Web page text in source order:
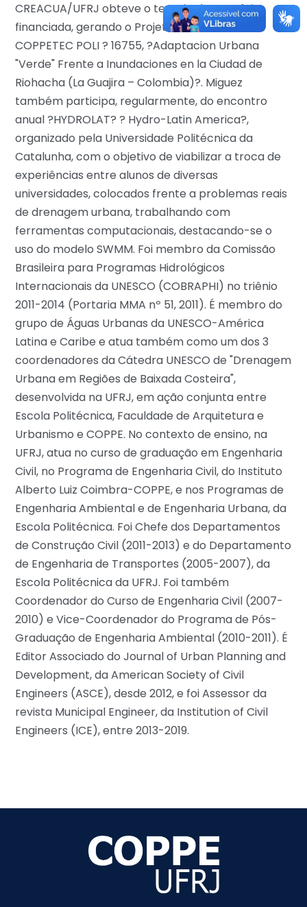
CREACUA/UFRJ obteve o terceiro lugar e foi
financiada, gerando o Projeto internacional
COPPETEC POLI ? 16755, ?Adaptacion Urbana
"Verde" Frente a Inundaciones en la Ciudad de
Riohacha (La Guajira – Colombia)?. Miguez
também participa, regularmente, do encontro
anual ?HYDROLAT? ? Hydro-Latin America?,
organizado pela Universidade Politécnica da
Catalunha, com o objetivo de viabilizar a troca de
experiências entre alunos de diversas
universidades, colocados frente a problemas reais
de drenagem urbana, trabalhando com
ferramentas computacionais, destacando-se o
uso do modelo SWMM. Foi membro da Comissão
Brasileira para Programas Hidrológicos
Internacionais da UNESCO (COBRAPHI) no triênio
2011-2014 (Portaria MMA nº 51, 2011). É membro do
grupo de Águas Urbanas da UNESCO-América
Latina e Caribe e atua também como um dos 3
coordenadores da Cátedra UNESCO de "Drenagem
Urbana em Regiões de Baixada Costeira",
desenvolvida na UFRJ, em ação conjunta entre
Escola Politécnica, Faculdade de Arquitetura e
Urbanismo e COPPE. No contexto de ensino, na
UFRJ, atua no curso de graduação em Engenharia
Civil, no Programa de Engenharia Civil, do Instituto
Alberto Luiz Coimbra-COPPE, e nos Programas de
Engenharia Ambiental e de Engenharia Urbana, da
Escola Politécnica. Foi Chefe dos Departamentos
de Construção Civil (2011-2013) e do Departamento
de Engenharia de Transportes (2005-2007), da
Escola Politécnica da UFRJ. Foi também
Coordenador do Curso de Engenharia Civil (2007-
2010) e Vice-Coordenador do Programa de Pós-
Graduação de Engenharia Ambiental (2010-2011). É
Editor Associado do Journal of Urban Planning and
Development, da American Society of Civil
Engineers (ASCE), desde 2012, e foi Assessor da
revista Municipal Engineer, da Institution of Civil
Engineers (ICE), entre 2013-2019.